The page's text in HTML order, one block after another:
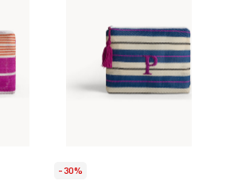
-30%